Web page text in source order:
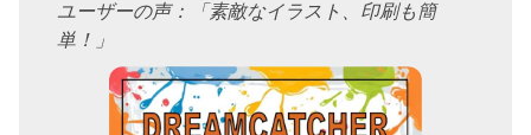
ユーザーの声：「素敵なイラスト、印刷も簡
単！」